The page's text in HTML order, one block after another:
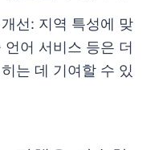
선: 지역 특성에 맞
어 서비스 등은 더
는 데 기여할 수 있